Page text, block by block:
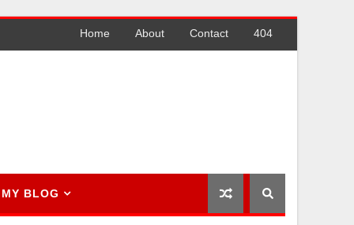
Home About Contact 404
MY BLOG